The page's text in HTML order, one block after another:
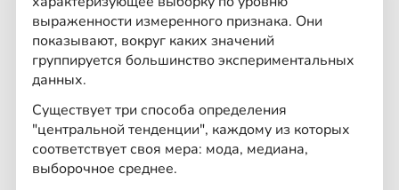
выраженности измеренного признака. Они
показывают, вокруг каких значений
группируется большинство экспериментальных
данных.
Существует три способа определения
"центральной тенденции", каждому из которых
соответствует своя мера: мода, медиана,
выборочное среднее.